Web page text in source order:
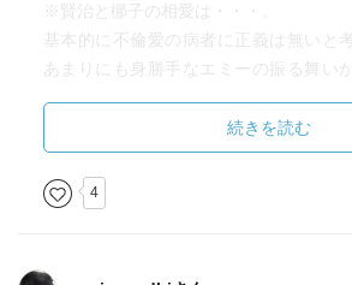
だろうなぁと僕は思っている。山崎と
差なのだろうか。山崎は本作を描く為
※賢治と梛子の相愛は・・・。
基本的に不倫愛の病者に正義は無いと
あまりにも身勝手なエミーの振る舞い
地下にいたとはいえ爆心間近にいた梛
の発症が待っているのだろうし、賢治
いうことだけは何かの拍子に目にして
続きを読む
4